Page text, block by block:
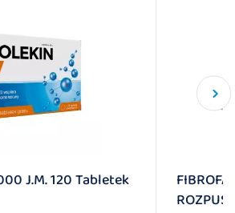
J.m. 120 Tabletek